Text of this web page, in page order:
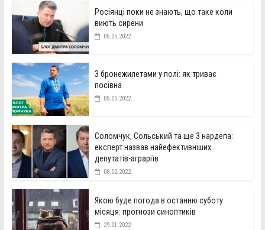
Росіянці поки не знають, що таке коли
виють сирени
05.05.2022
З бронежилетами у полі: як триває
посівна
05.05.2022
Соломчук, Сольський та ще 3 нардепа:
експерт назвав найефективніших
депутатів-аграріїв
08.02.2022
Якою буде погода в останню суботу
місяця: прогнози синоптиків
29.01.2022